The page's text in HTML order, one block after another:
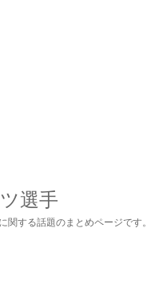
選手
関する話題のまとめページです。